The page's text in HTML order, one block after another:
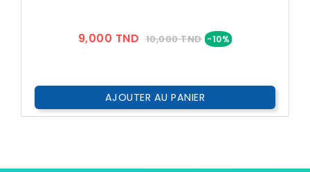
9,000 TND Prix
10,000 TND -10%Prix
AJOUTER AU PANIER